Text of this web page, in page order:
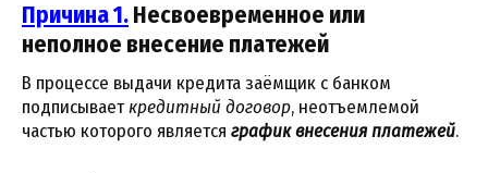
Причина 1.Несвоевременное или
неполное внесение платежей
В процессе выдачи кредита заёмщик с банком
подписываеткредитный договор, неотъемлемой
частью которого является график внесения платежей.